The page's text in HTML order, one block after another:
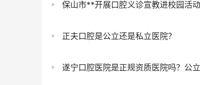
保山市**开展口腔义诊宣教进校园活动
正夫口腔是公立还是私立医院？
遂宁口腔医院是正规资质医院吗？公立